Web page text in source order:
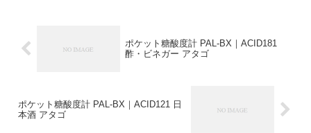
ポケット糖酸度計 PAL-BX｜ACID181
酢・ビネガー アタゴ
ポケット糖酸度計 PAL-BX｜ACID121 日
本酒 アタゴ